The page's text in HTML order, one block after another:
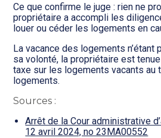
Ce que confirme le juge : rien ne
propriétaire a accompli les
louer ou céder les logements en
La vacance des logements n’étant
sa volonté, la propriétaire est
taxe sur les logements vacants au
logements.
Sources :
Arrêt de la Cour administrative
12 avril 2024, no 23MA00552